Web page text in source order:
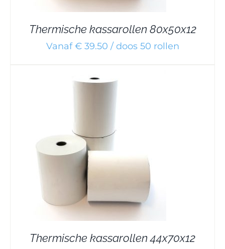
Thermische kassarollen 80x50x12
Vanaf € 39.50 / doos 50 rollen
Thermische kassarollen 44x70x12